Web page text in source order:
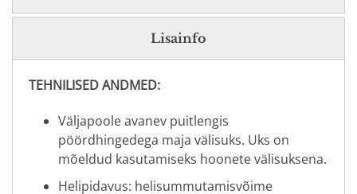
Lisainfo
TEHNILISED ANDMED:
Väljapoole avanev puitlengis
pöördhingedega maja välisuks. Uks on
mõeldud kasutamiseks hoonete välisuksena.
Helipidavus: helisummutamisvõime